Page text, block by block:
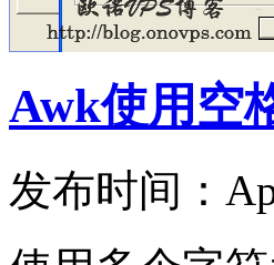
Awk使用空
发布时间：